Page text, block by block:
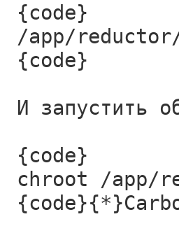
{code}
/app/
{code}
И запустить
{code}
chroot /app/